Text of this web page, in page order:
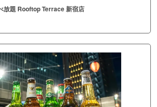
放題 Rooftop Terrace 新宿店